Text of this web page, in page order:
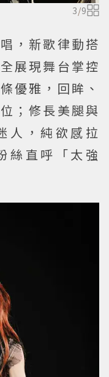
3/9
，新歌律動搭
展現舞台掌控
優雅，回眸、
；修長美腿與
人，純欲感拉
絲直呼「太強